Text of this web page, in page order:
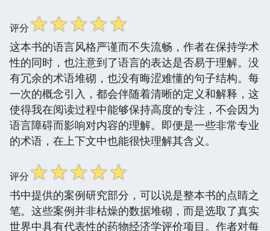
评分☆☆☆☆☆
这本书的语言风格严谨而不失流畅，作者在保持学术
性的同时，也注意到了语言的表达是否易于理解。没
有冗余的术语堆砌，也没有晦涩难懂的句子结构。每
一次的概念引入，都会伴随着清晰的定义和解释，这
使得我在阅读过程中能够保持高度的专注，不会因为
语言障碍而影响对内容的理解。即便是一些非常专业
的术语，在上下文中也能很快理解其含义。
评分☆☆☆☆☆
书中提供的案例研究部分，可以说是整本书的点睛之
笔。这些案例并非枯燥的数据堆砌，而是选取了真实
世界中具有代表性的药物经济学评价项目。作者对每